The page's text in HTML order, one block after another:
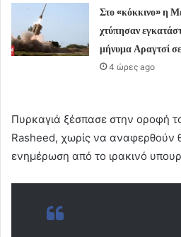
Στο «κόκκινο» η
χτύπησαν
μήνυμα Αραγτσί
4 ώρες ago
Πυρκαγιά ξέσπασε στην οροφή
Rasheed, χωρίς να
ενημέρωση από το ιρακινό